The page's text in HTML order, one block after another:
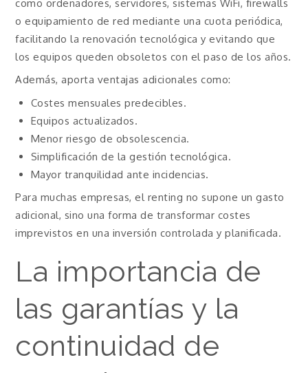
como ordenadores, servidores, sistemas WiFi, firewalls
o equipamiento de red mediante una cuota periódica,
facilitando la renovación tecnológica y evitando que
los equipos queden obsoletos con el paso de los años.
Además, aporta ventajas adicionales como:
Costes mensuales predecibles.
Equipos actualizados.
Menor riesgo de obsolescencia.
Simplificación de la gestión tecnológica.
Mayor tranquilidad ante incidencias.
Para muchas empresas, el renting no supone un gasto
adicional, sino una forma de transformar costes
imprevistos en una inversión controlada y planificada.
La importancia de
las garantías y la
continuidad de